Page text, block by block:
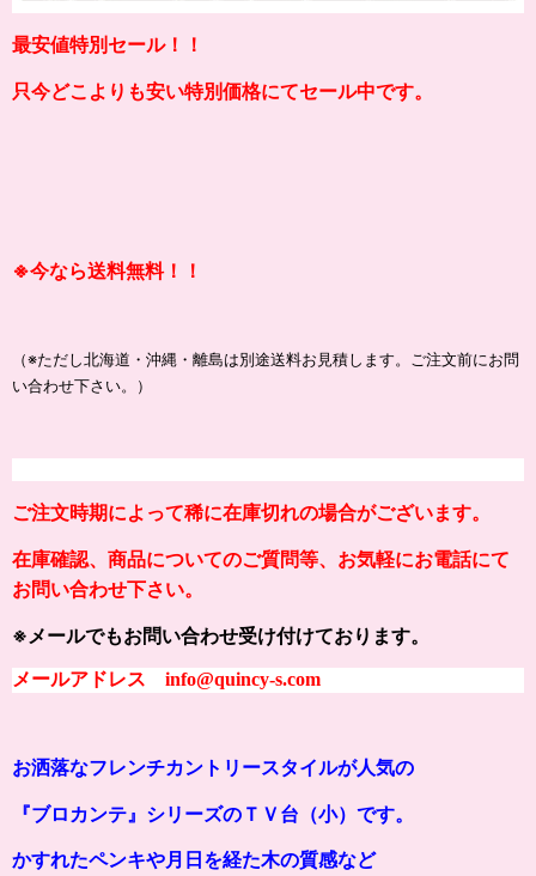
最安値特別セール！！
只今どこよりも安い特別価格にてセール中です。
※今なら送料無料！！
（※ただし北海道・沖縄・離島は別途送料お見積します。ご注文前にお問
い合わせ下さい。）
ご注文時期によって稀に在庫切れの場合がございます。
在庫確認、商品についてのご質問等、お気軽にお電話にて
お問い合わせ下さい。
※メールでもお問い合わせ受け付けております。
メールアドレス info@quincy-s.com
お洒落なフレンチカントリースタイルが人気の
『ブロカンテ』シリーズのＴＶ台（小）です。
かすれたペンキや月日を経た木の質感など